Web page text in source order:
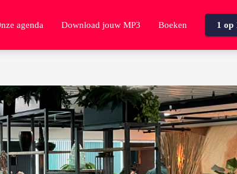
agenda Download jouw MP3 Boeken 1 op